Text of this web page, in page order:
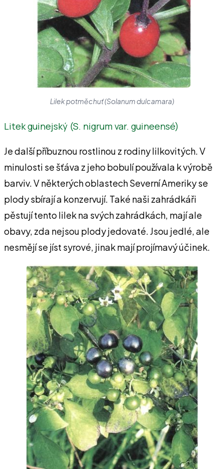
Lilek potměchuť (Solanum dulcamara)
Litek guinejský (S. nigrum var. guineensé)
Je další příbuznou rostlinou z rodiny lilkovitých. V
minulosti se šťáva z jeho bobulí používala k výrobě
barviv. V některých oblastech Severní Ameriky se
plody sbírají a konzervují. Také naši zahrádkáři
pěstují tento lilek na svých zahrádkách, mají ale
obavy, zda nejsou plody jedovaté. Jsou jedlé, ale
nesmějí se jíst syrové, jinak mají projímavý účinek.